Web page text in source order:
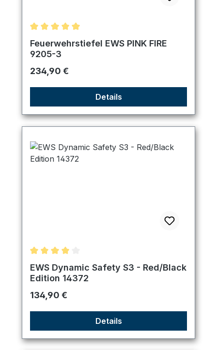
Durchschnittliche Bewertung von 5 von 5 Sternen
Feuerwehrstiefel EWS PINK FIRE
9205-3
Regulärer Preis:
234,90 €
Details
Durchschnittliche Bewertung von 4 von 5 Sternen
EWS Dynamic Safety S3 - Red/Black
Edition 14372
Regulärer Preis:
134,90 €
Details